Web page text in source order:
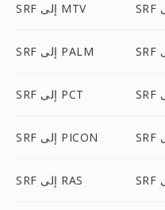
SRF إلى MTV
SRF إلى PALM
SRF إلى PCT
SRF إلى PICON
SRF إلى RAS